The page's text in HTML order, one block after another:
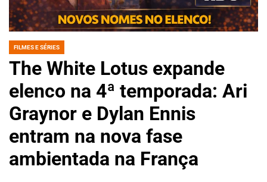
POSTED
FILMES E SÉRIES
The White Lotus expande
elenco na 4ª temporada: Ari
Graynor e Dylan Ennis
entram na nova fase
ambientada na França